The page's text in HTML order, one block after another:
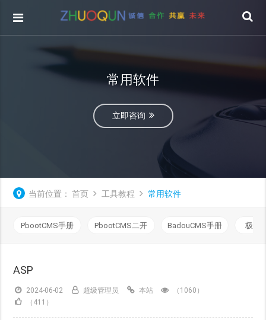
常用软件
立即咨询
当前位置： 首页 工具教程 常用软件
PbootCMS手册 PbootCMS二开 BadouCMS手册 极致
ASP
2024-06-02 超级管理员 本站
（1060）
（411）